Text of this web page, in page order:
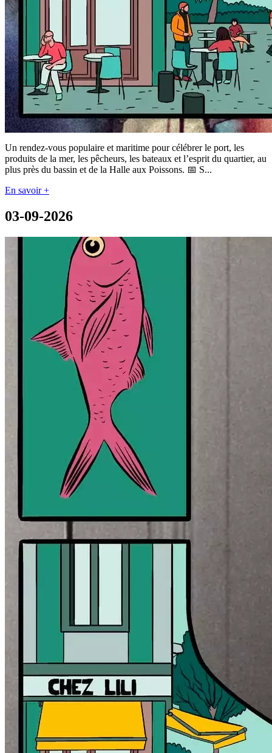
Un rendez-vous populaire et maritime pour célébrer le port, les
produits de la mer, les pêcheurs, les bateaux et l’esprit du quartier, au
plus près du bassin et de la Halle aux Poissons. 📅 S...
En savoir +
03-09-2026